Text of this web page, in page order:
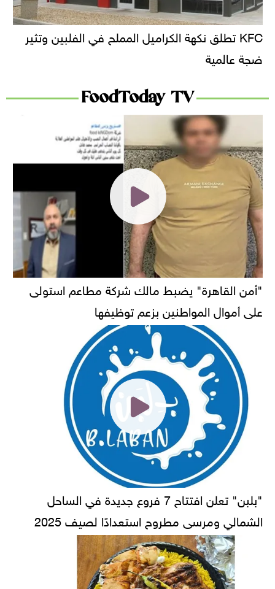
KFC تطلق نكهة الكراميل المملح في الفلبين وتثير
ضجة عالمية
FoodToday TV
"أمن القاهرة" يضبط مالك شركة مطاعم استولى
على أموال المواطنين بزعم توظيفها
"بلبن" تعلن افتتاح 7 فروع جديدة في الساحل
الشمالي ومرسى مطروح استعدادًا لصيف 2025